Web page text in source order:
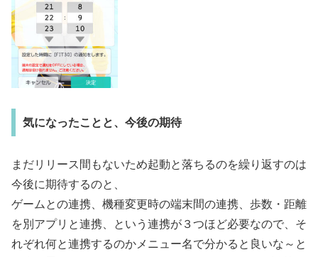
気になったことと、今後の期待
まだリリース間もないため起動と落ちるのを繰り返すのは
今後に期待するのと、
ゲームとの連携、機種変更時の端末間の連携、歩数・距離
を別アプリと連携、という連携が３つほど必要なので、そ
れぞれ何と連携するのかメニュー名で分かると良いな～と